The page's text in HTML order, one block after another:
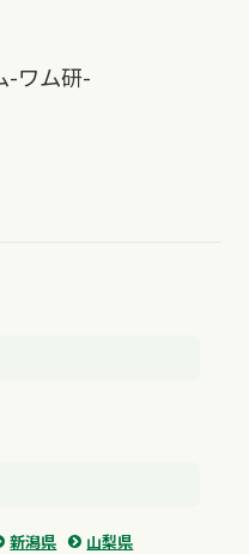
-ワム研-
新潟県
山梨県